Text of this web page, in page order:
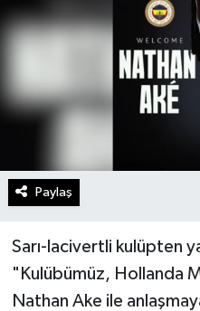
Paylaş
Sarı-lacivertli kulüpten
"Kulübümüz, Hollanda
Nathan Ake ile
Lider Haber TV